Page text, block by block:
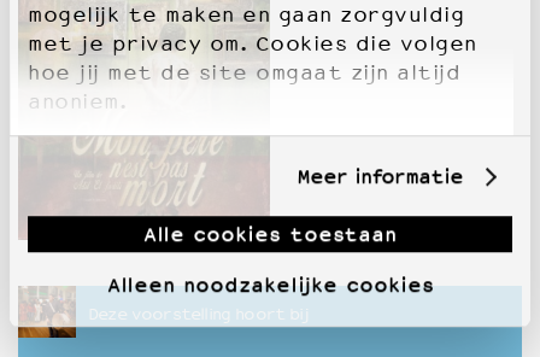
mogelijk te maken en gaan zorgvuldig
met je privacy om. Cookies die volgen
hoe jij met de site omgaat zijn altijd
anoniem.
Meer informatie
Alle cookies toestaan
Alleen noodzakelijke cookies
Deze voorstelling hoort bij